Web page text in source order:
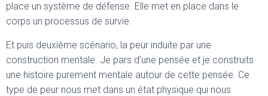
place un système de défense. Elle met en place dans le
corps un processus de survie.
Et puis deuxième scénario, la peur induite par une
construction mentale. Je pars d’une pensée et je construits
une histoire purement mentale autour de cette pensée. Ce
type de peur nous met dans un état physique qui nous